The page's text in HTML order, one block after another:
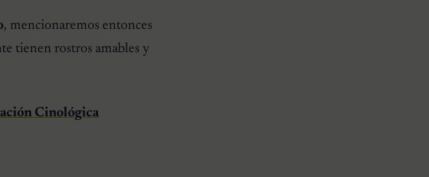
, mencionaremos entonces
tienen rostros amables y
Cinológica